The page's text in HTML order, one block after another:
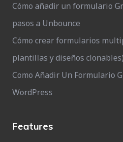
Cómo añadir un formulario
pasos a Unbounce
Cómo crear formularios
plantillas y diseños clonables)
Como Añadir Un Formulario
WordPress
Features